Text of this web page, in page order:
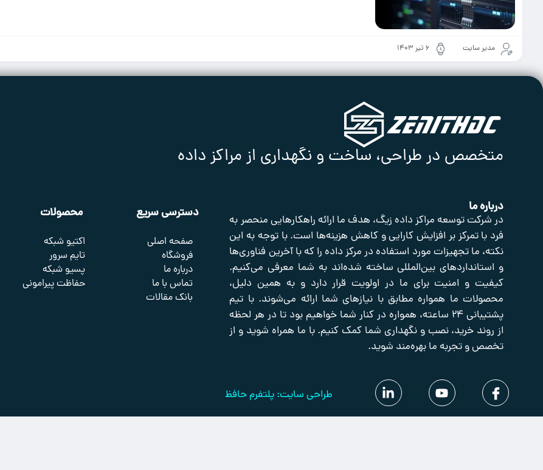
مدیر سایت ۶ تیر ۱۴۰۳
متخصص در طراحی، ساخت و نگهداری از مراکز داده
درباره ما
در شرکت توسعه مراکز داده زیگ، هدف ما ارائه راهکارهایی منحصر به
فرد با تمرکز بر افزایش کارایی و کاهش هزینه‌ها است. با توجه به این
نکته، ما تجهیزات مورد استفاده در مرکز داده را که با آخرین فناوری‌ها
و استانداردهای بین‌المللی ساخته شده‌اند به شما معرفی می‌کنیم.
کیفیت و امنیت برای ما در اولویت قرار دارد و به همین دلیل،
محصولات ما همواره مطابق با نیازهای شما ارائه می‌شوند. با تیم
پشتیبانی ۲۴ ساعته، همواره در کنار شما خواهیم بود تا در هر لحظه
از روند خرید، نصب و نگهداری شما کمک کنیم. با ما همراه شوید و از
تخصص و تجربه ما بهره‌مند شوید.
دسترسی سریع محصولات
صفحه اصلی
فروشگاه
درباره ما
تماس با ما
بانک مقالات
اکتیو شبکه
تایم سرور
پسیو شبکه
حفاظت پیرامونی
طراحی سایت: پلتفرم حافظ